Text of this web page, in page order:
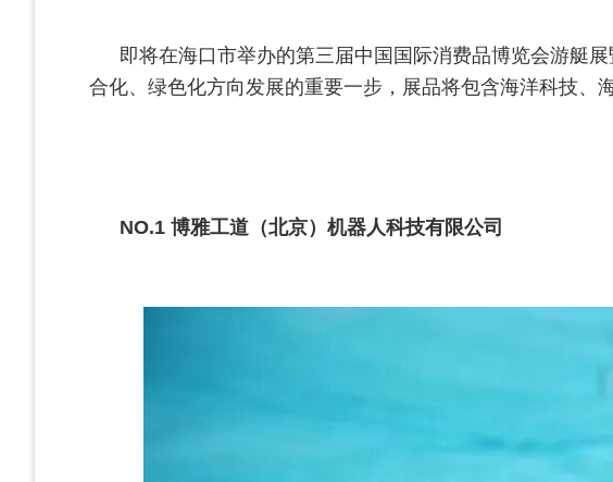
即将在海口市举办的第三届中国国际消费品博览会游艇
合化、绿色化方向发展的重要一步，展品将包含海洋科技、
NO.1 博雅工道（北京）机器人科技有限公司